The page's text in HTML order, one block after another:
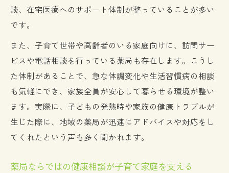
談、在宅医療へのサポート体制が整っていることが多い
です。
また、子育て世帯や高齢者のいる家庭向けに、訪問サー
ビスや電話相談を行っている薬局も存在します。こうし
た体制があることで、急な体調変化や生活習慣病の相談
も気軽にでき、家族全員が安心して暮らせる環境が整い
ます。実際に、子どもの発熱時や家族の健康トラブルが
生じた際に、地域の薬局が迅速にアドバイスや対応をし
てくれたという声も多く聞かれます。
薬局ならではの健康相談が子育て家庭を支える